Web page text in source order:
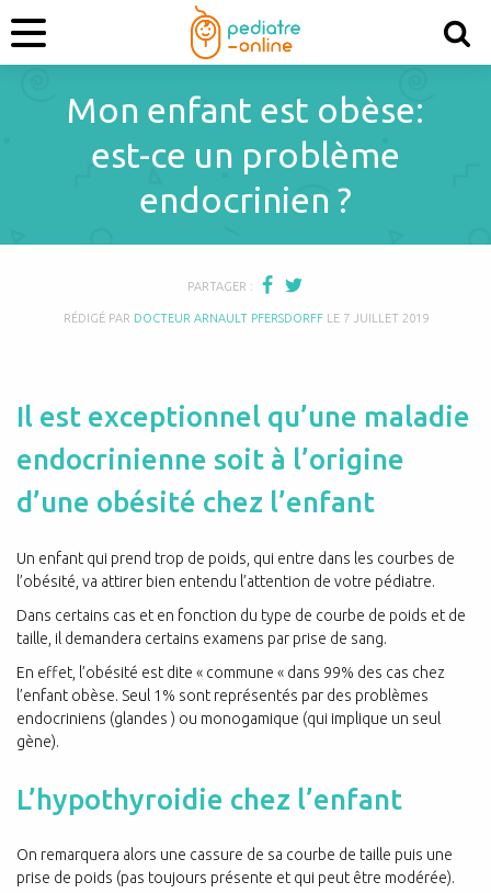
Mon enfant est obèse:
est-ce un problème
endocrinien ?
PARTAGER :
RÉDIGÉ PAR DOCTEUR ARNAULT PFERSDORFFLE 7 JUILLET 2019
Il est exceptionnel qu’une maladie
endocrinienne soit à l’origine
d’une obésité chez l’enfant
Un enfant qui prend trop de poids, qui entre dans les courbes de
l’obésité, va attirer bien entendu l’attention de votre pédiatre.
Dans certains cas et en fonction du type de courbe de poids et de
taille, il demandera certains examens par prise de sang.
En effet, l’obésité est dite « commune « dans 99% des cas chez
l’enfant obèse. Seul 1% sont représentés par des problèmes
endocriniens (glandes ) ou monogamique (qui implique un seul
gène).
L’hypothyroidie chez l’enfant
On remarquera alors une cassure de sa courbe de taille puis une
prise de poids (pas toujours présente et qui peut être modérée).